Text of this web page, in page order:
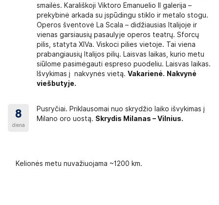
smailės. Karališkoji Viktoro Emanuelio II galerija –
prekybinė arkada su įspūdingu stiklo ir metalo stogu.
Operos šventovė La Scala – didžiausias Italijoje ir
vienas garsiausių pasaulyje operos teatrų. Sforcų
pilis, statyta XIVa. Viskoci pilies vietoje. Tai viena
prabangiausių Italijos pilių. Laisvas laikas, kurio metu
siūlome pasimėgauti espreso puodeliu. Laisvas laikas.
Išvykimas į nakvynės vietą.Vakarienė. Nakvynė
viešbutyje.
8
diena
Pusryčiai. Priklausomai nuo skrydžio laiko išvykimas į
Milano oro uostą. Skrydis Milanas – Vilnius.
Kelionės metu nuvažiuojama ~1200 km.